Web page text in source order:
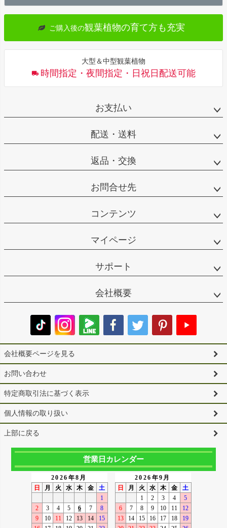
へ
ご購入後の観葉植物の育て方も充実
大型＆中型観葉植物
時間指定・夜間指定・日祝日配送可能
お支払い
配送・送料
返品・交換
お問合せ先
コンテンツ
マイページ
サポート
会社概要
会社概要ページを見る
お問い合わせ
特定商取引法に基づく表示
個人情報の取り扱い
上部に戻る
営業日カレンダー